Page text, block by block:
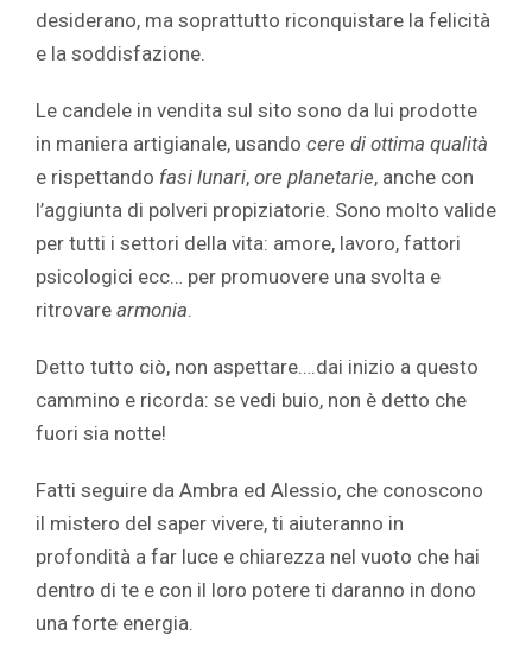
desiderano, ma soprattutto riconquistare la felicità
e la soddisfazione.
Le candele in vendita sul sito sono da lui prodotte
in maniera artigianale, usando cere di ottima qualità
e rispettando fasi lunari, ore planetarie, anche con
l’aggiunta di polveri propiziatorie. Sono molto valide
per tutti i settori della vita: amore, lavoro, fattori
psicologici ecc… per promuovere una svolta e
ritrovare armonia.
Detto tutto ciò, non aspettare….dai inizio a questo
cammino e ricorda: se vedi buio, non è detto che
fuori sia notte!
Fatti seguire da Ambra ed Alessio, che conoscono
il mistero del saper vivere, ti aiuteranno in
profondità a far luce e chiarezza nel vuoto che hai
dentro di te e con il loro potere ti daranno in dono
una forte energia.